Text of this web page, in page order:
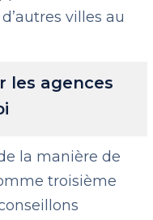
villes au
les agences
la manière de
troisième